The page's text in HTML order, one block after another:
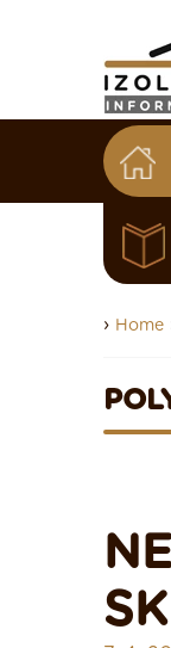
› Home